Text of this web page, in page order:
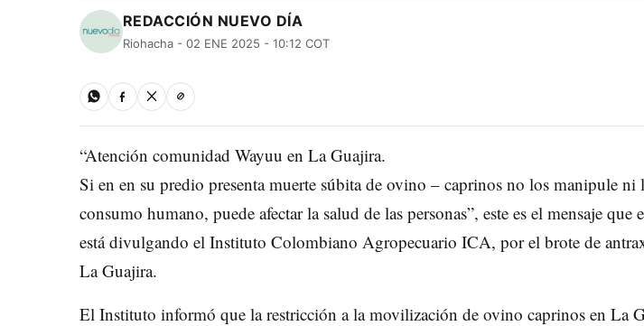
REDACCIÓN NUEVO DÍA
Riohacha - 02 ENE 2025 - 10:12 COT
“Atención comunidad Wayuu en La Guajira.
Si en en su predio presenta muerte súbita de ovino – caprinos no los manipule ni
consumo humano, puede afectar la salud de las personas”, este es el mensaje que
está divulgando el Instituto Colombiano Agropecuario ICA, por el brote de
La Guajira.
El Instituto informó que la restricción a la movilización de ovino caprinos en La